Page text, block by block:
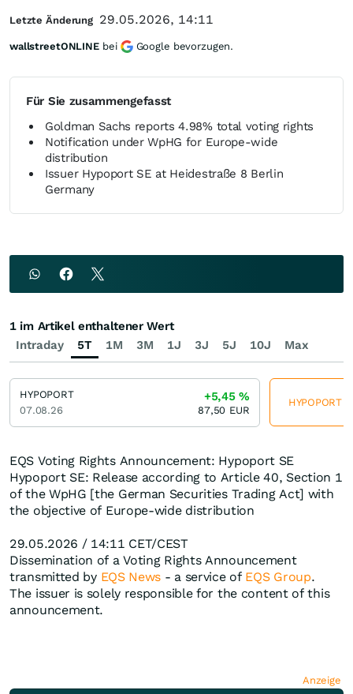
Für Sie zusammengefasst
Goldman Sachs reports 4.98% total voting rights
Notification under WpHG for Europe-wide
distribution
Issuer Hypoport SE at Heidestraße 8 Berlin
Germany
EQS Voting Rights Announcement: Hypoport SE
Hypoport SE: Release according to Article 40, Section 1
of the WpHG [the German Securities Trading Act] with
the objective of Europe-wide distribution
29.05.2026 / 14:11 CET/CEST
Dissemination of a Voting Rights Announcement
transmitted by EQS News - a service of EQS Group.
The issuer is solely responsible for the content of this
announcement.
Anzeige
Letzte Änderung 29.05.2026, 14:11
wallstreetONLINE bei Google bevorzugen.
Intraday 5T 1M 3M 1J 3J 5J 10J Max
1 im Artikel enthaltener Wert
HYPOPORT
07.08.26
+5,45%
87,50 EUR
HYPOPORT